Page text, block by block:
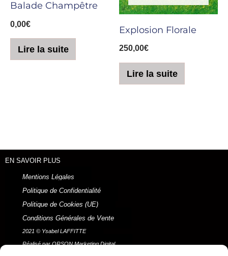
Balade Champêtre
0,00€
Lire la suite
Explosion Florale
250,00€
Lire la suite
EN SAVOIR PLUS
Mentions Légales
Politique de Confidentialité
Politique de Cookies (UE)
Conditions Générales de Vente
2021 © Ysabel LAFFITTE
Réalisé par ORSON Marketing Digital